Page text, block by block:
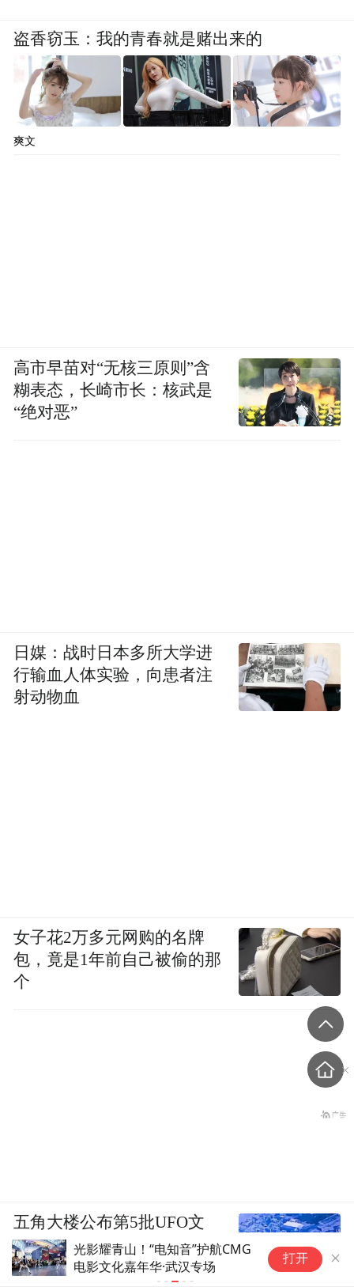
光影耀青山！“电知音”护航CMG
电影文化嘉年华·武汉专场
打开
盗香窃玉：我的青春就是赌出来的
爽文
高市早苗对“无核三原则”含
糊表态，长崎市长：核武是
“绝对恶”
日媒：战时日本多所大学进
行输血人体实验，向患者注
射动物血
女子花2万多元网购的名牌
包，竟是1年前自己被偷的那
个
五角大楼公布第5批UFO文
件，包括中东地区上空球体
有关视频